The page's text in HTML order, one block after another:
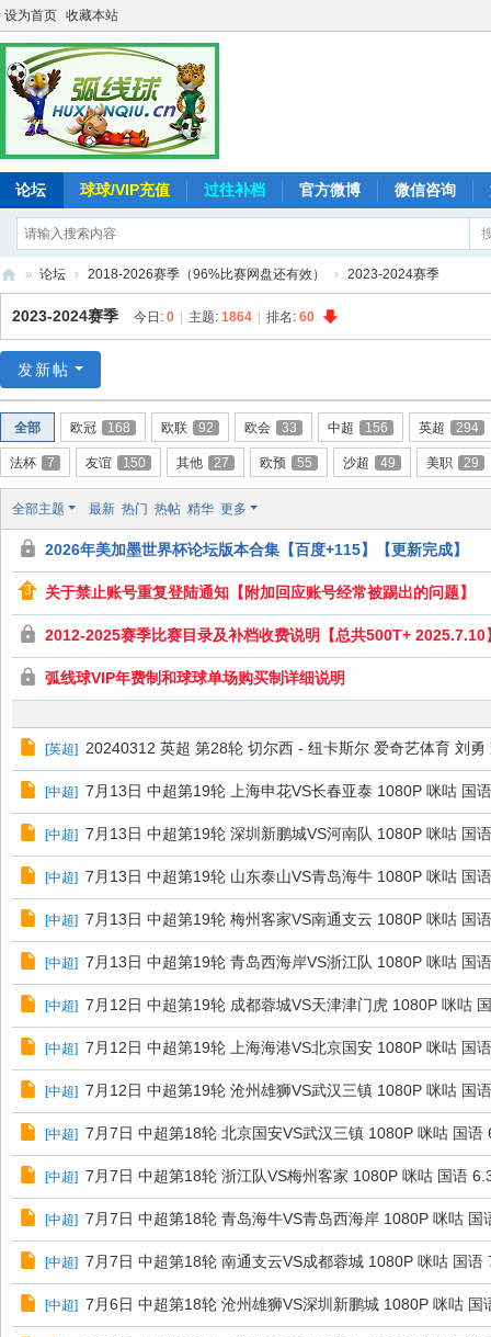
设为首页 收藏本站
论坛 球球/VIP充值 过往补档 官方微博 微信咨询
线
-
追
求
致
» 论坛 › 2018-2026赛季（96%比赛网盘还有效） › 2023-2024赛季
2023-2024赛季 今日: 0 主题: 1864 排名: 60
发新帖
全部 欧冠 168 欧联 92 欧会 33 中超 156 英超 294
法杯 7 友谊 150 其他 27 欧预 55 沙超 49 美职 29
全部主题 最新 热门 热帖 精华 更多
2026年美加墨世界杯论坛版本合集【百度+115】【更新完成】
关于禁止账号重复登陆通知【附加回应账号经常被踢出的问题】
2012-2025赛季比赛目录及补档收费说明【总共500T+ 2025.7.10
弧线球VIP年费制和球球单场购买制详细说明
[英超] 20240312 英超 第28轮 切尔西 - 纽卡斯尔 爱奇艺体育 刘勇
[中超] 7月13日 中超第19轮 上海申花VS长春亚泰 1080P 咪咕 国
[中超] 7月13日 中超第19轮 深圳新鹏城VS河南队 1080P 咪咕 国
[中超] 7月13日 中超第19轮 山东泰山VS青岛海牛 1080P 咪咕 国
[中超] 7月13日 中超第19轮 梅州客家VS南通支云 1080P 咪咕 国
[中超] 7月13日 中超第19轮 青岛西海岸VS浙江队 1080P 咪咕 国
[中超] 7月12日 中超第19轮 成都蓉城VS天津津门虎 1080P 咪咕
[中超] 7月12日 中超第19轮 上海海港VS北京国安 1080P 咪咕 国
[中超] 7月12日 中超第19轮 沧州雄狮VS武汉三镇 1080P 咪咕 国
[中超] 7月7日 中超第18轮 北京国安VS武汉三镇 1080P 咪咕 国语
[中超] 7月7日 中超第18轮 浙江队VS梅州客家 1080P 咪咕 国语
[中超] 7月7日 中超第18轮 青岛海牛VS青岛西海岸 1080P 咪咕 国
[中超] 7月7日 中超第18轮 南通支云VS成都蓉城 1080P 咪咕 国语
[中超] 7月6日 中超第18轮 沧州雄狮VS深圳新鹏城 1080P 咪咕 国